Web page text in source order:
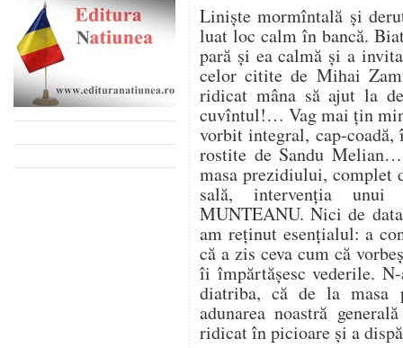
Liniște mormîntală și
luat loc calm în bancă.
pară și ea calmă și a
celor citite de Mihai
ridicat mâna să ajut la
cuvîntul!… Vag mai țin
vorbit integral, cap-
rostite de Sandu
masa prezidiului, complet
sală, intervenția unui
MUNTEANU. Nici de
am reținut esențialul: a
că a zis ceva cum că
îi împărtășesc vederile.
diatriba, că de la masa
adunarea noastră
ridicat în picioare și a